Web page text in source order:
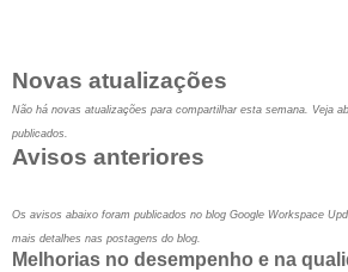
Novas atualizações
Não há novas atualizações para compartilhar esta semana. Veja
publicados.
Avisos anteriores
Os avisos abaixo foram publicados no blog Google Workspace
mais detalhes nas postagens do blog.
Melhorias no desempenho e na